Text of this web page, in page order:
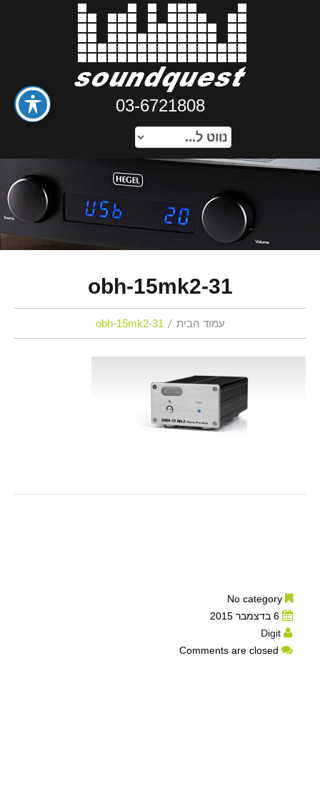
03-6721808
obh-15mk2-31
עמוד הבית obh-15mk2-31
6 בדצמבר 2015
Digit
Comments are closed